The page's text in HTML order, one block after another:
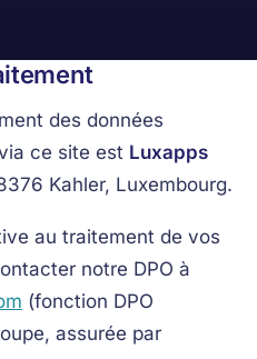
des données
ce site est Luxapps
Kahler, Luxembourg.
au traitement de vos
notre DPO à
(fonction DPO
assurée par